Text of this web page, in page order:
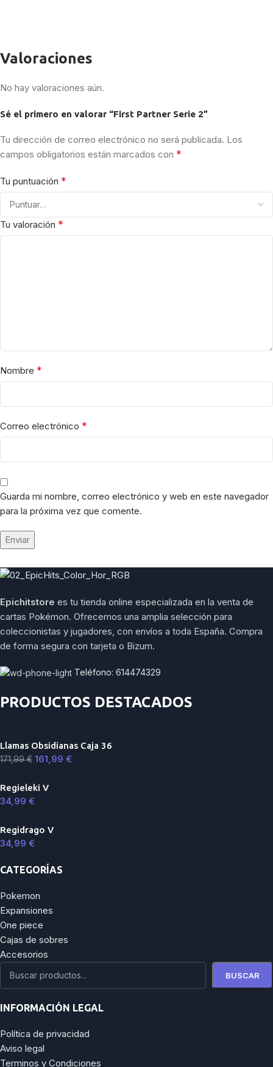
Valoraciones
No hay valoraciones aún.
Sé el primero en valorar “First Partner Serie 2”
Tu dirección de correo electrónico no será publicada. Los
campos obligatorios están marcados con *
Tu puntuación *
Tu valoración *
Nombre *
Correo electrónico *
Guarda mi nombre, correo electrónico y web en este navegador
para la próxima vez que comente.
Epichitstore es tu tienda online especializada en la venta de
cartas Pokémon. Ofrecemos una amplia selección para
coleccionistas y jugadores, con envíos a toda España. Compra
de forma segura con tarjeta o Bizum.
Teléfono: 614474329
PRODUCTOS DESTACADOS
Llamas Obsidianas Caja 36
171,99€ 161,99 €
Regieleki V
34,99 €
Regidrago V
34,99 €
CATEGORÍAS
Pokemon
Expansiones
One piece
Cajas de sobres
Accesorios
BUSCAR
INFORMACIÓN LEGAL
Política de privacidad
Aviso legal
Terminos y Condiciones